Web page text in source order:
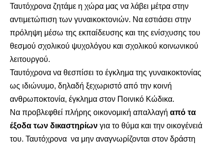
Ταυτόχρονα ζητάμε η χώρα μας να λάβει μέτρα στην
αντιμετώπιση των γυναικοκτονιών. Να εστιάσει στην
πρόληψη μέσω της εκπαίδευσης και της ενίσχυσης του
θεσμού σχολικού ψυχολόγου και σχολικού κοινωνικού
λειτουργού.
Ταυτόχρονα να θεσπίσει το έγκλημα της γυναικοκτονίας
ως ιδιώνυμο, δηλαδή ξεχωριστό από την κοινή
ανθρωποκτονία, έγκλημα στον Ποινικό Κώδικα.
Να προβλεφθεί πλήρης οικονομική απαλλαγή από τα
έξοδα των δικαστηρίων για το θύμα και την οικογένειά
του. Ταυτόχρονα να μην αναγνωρίζονται στον δράστη